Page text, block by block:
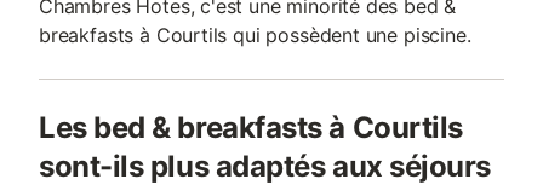
Chambres Hotes, c'est une minorité des bed &
breakfasts à Courtils qui possèdent une piscine.
Les bed & breakfasts à Courtils
sont-ils plus adaptés aux séjours